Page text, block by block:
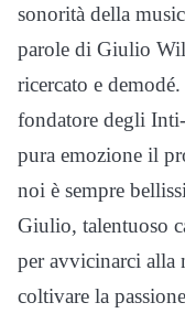
sonorità della
parole di Giulio
ricercato e demodé.
fondatore degli
pura emozione il
noi è sempre
Giulio, talentuoso
per avvicinarci alla
coltivare la